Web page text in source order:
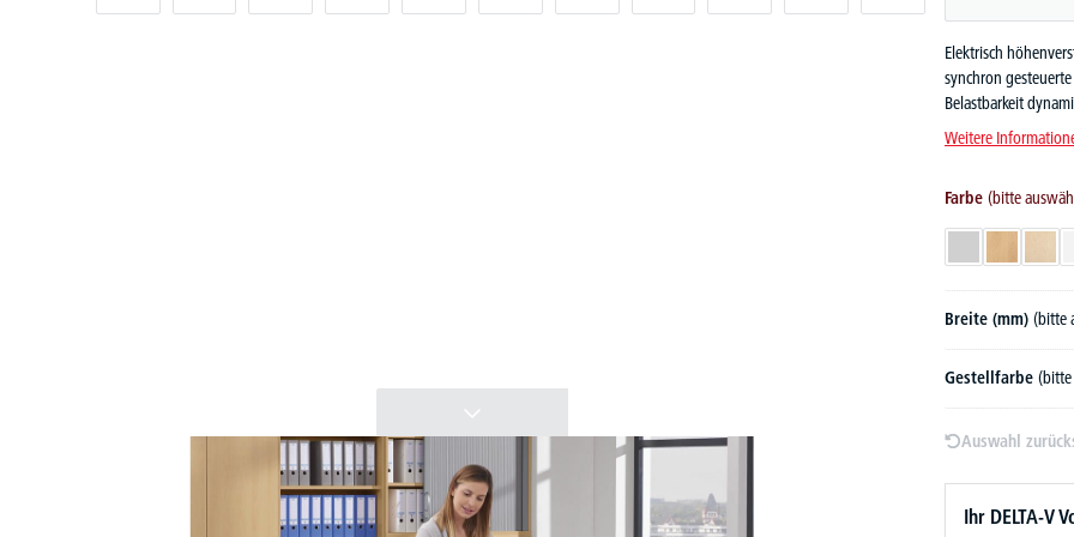
Elektrisch
synchron
Belastbarkeit
Weitere
Farbe (bitte
Breite (mm) (bitte
Gestellfarbe
Auswahl
Ihr DELTA-V